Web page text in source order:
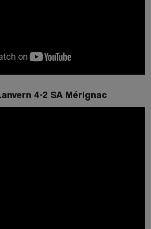
4-2 SA Mérignac